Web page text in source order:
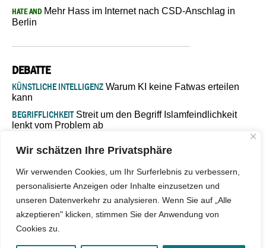
Wir schätzen Ihre Privatsphäre
Wir verwenden Cookies, um Ihr Surferlebnis zu verbessern,
personalisierte Anzeigen oder Inhalte einzusetzen und
unseren Datenverkehr zu analysieren. Wenn Sie auf „Alle
akzeptieren" klicken, stimmen Sie der Anwendung von
Cookies zu.
HATE ANDMehr Hass im Internet nach CSD-Anschlag in
Berlin
DEBATTE
KÜNSTLICHE INTELLIGENZ Warum KI keine Fatwas erteilen
kann
BEGRIFFLICHKEITStreit um den Begriff Islamfeindlichkeit
lenkt vom Problem ab
Verantwortung bleibt“
ISLAMISCHE FAKULTÄT IN MÜNSTEREine kritische Schwelle für
die deutsche Religionspolitik
GASTBEITRAGWarum die muslimische Welt eine neue